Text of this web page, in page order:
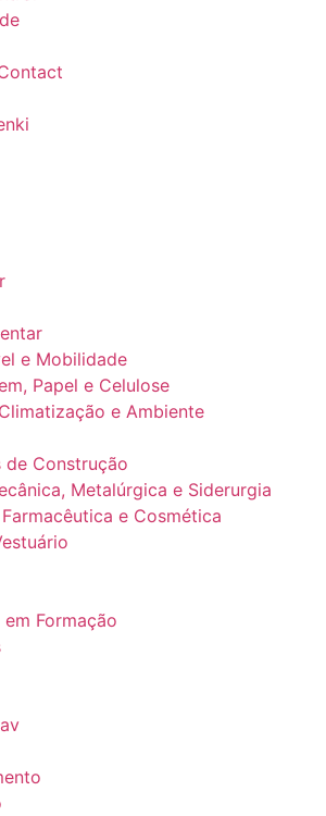
e Mobilidade
Papel e Celulose
e Ambiente
de Construção
Metalúrgica e Siderurgia
e Cosmética
Formação